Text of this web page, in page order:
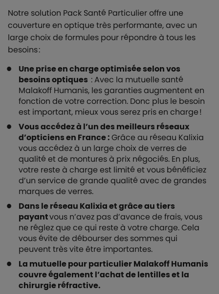
Notre solution Pack Santé Particulier offre une
couverture en optique très performante, avec un
large choix de formules pour répondre à tous les
besoins :
Une prise en charge optimisée selon vos
besoins optiques : Avec la mutuelle santé
Malakoff Humanis, les garanties augmentent en
fonction de votre correction. Donc plus le besoin
est important, mieux vous serez pris en charge !
Vous accédez à l’un des meilleurs réseaux
d’opticiens en France :Grâce au réseau Kalixia
vous accédez à un large choix de verres de
qualité et de montures à prix négociés. En plus,
votre reste à charge est limité et vous bénéficiez
d’un service de grande qualité avec de grandes
marques de verres.
Dans le réseau Kalixia et grâce au tiers
payantvous n’avez pas d’avance de frais, vous
ne réglez que ce qui reste à votre charge. Cela
vous évite de débourser des sommes qui
peuvent très vite être importantes.
La mutuelle pour particulier Malakoff Humanis
couvre également l’achat de lentilles et la
chirurgie réfractive.